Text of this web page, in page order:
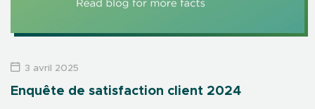
Enquête de satisfaction client 2024
3 avril 2025